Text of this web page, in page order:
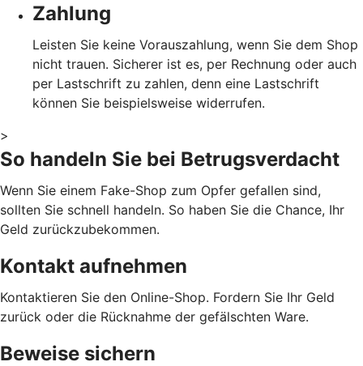
Zahlung
Leisten Sie keine Vorauszahlung, wenn Sie dem Shop
nicht trauen. Sicherer ist es, per Rechnung oder auch
per Lastschrift zu zahlen, denn eine Lastschrift
können Sie beispielsweise widerrufen.
>
So handeln Sie bei Betrugsverdacht
Wenn Sie einem Fake-Shop zum Opfer gefallen sind,
sollten Sie schnell handeln. So haben Sie die Chance, Ihr
Geld zurückzubekommen.
Kontakt aufnehmen
Kontaktieren Sie den Online-Shop. Fordern Sie Ihr Geld
zurück oder die Rücknahme der gefälschten Ware.
Beweise sichern